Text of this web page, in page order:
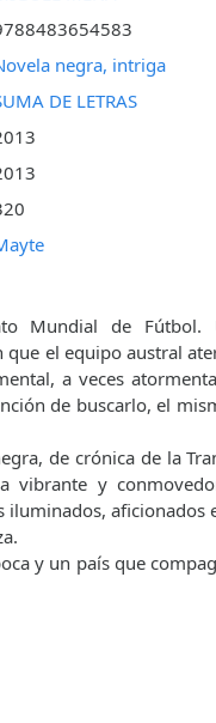
negra, intriga
DE LETRAS
Mundial de
el equipo austral
a veces
de buscarlo, el
de crónica de la
vibrante y
aficionados
y un país que